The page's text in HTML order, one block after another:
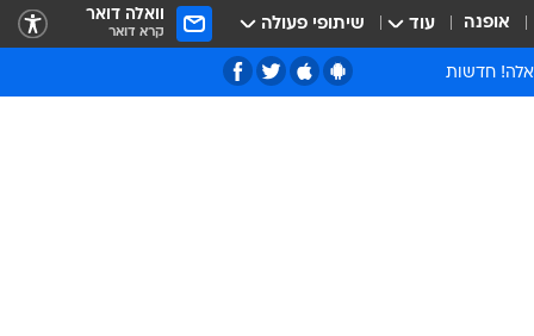
אופנה עוד שיתופי פעולה וואלה דואר
קרא דואר
חדשות